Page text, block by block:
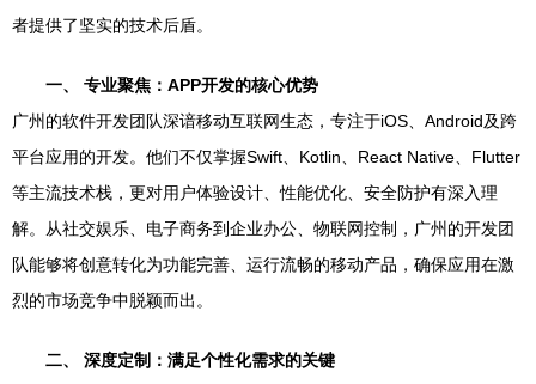
者提供了坚实的技术后盾。
一、 专业聚焦：APP开发的核心优势
广州的软件开发团队深谙移动互联网生态，专注于iOS、Android及跨
平台应用的开发。他们不仅掌握Swift、Kotlin、React Native、Flutter
等主流技术栈，更对用户体验设计、性能优化、安全防护有深入理
解。从社交娱乐、电子商务到企业办公、物联网控制，广州的开发团
队能够将创意转化为功能完善、运行流畅的移动产品，确保应用在激
烈的市场竞争中脱颖而出。
二、 深度定制：满足个性化需求的关键